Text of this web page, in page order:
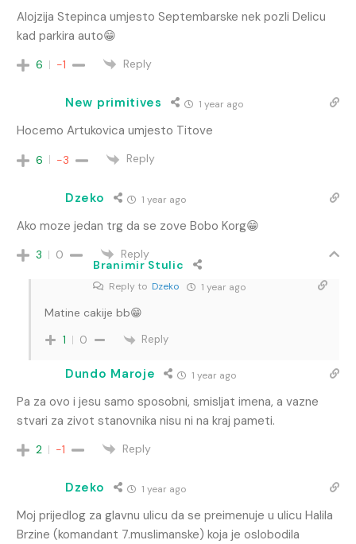
Alojzija Stepinca umjesto Septembarske nek pozli Delicu
kad parkira auto😁
6 -1 Reply
New primitives 1 year ago
Hocemo Artukovica umjesto Titove
6 -3 Reply
Dzeko 1 year ago
Ako moze jedan trg da se zove Bobo Korg😁
3 0
Reply
Branimir Stulic
Reply to Dzeko 1 year ago
Matine cakije bb😁
1 0 Reply
Dundo Maroje 1 year ago
Pa za ovo i jesu samo sposobni, smisljat imena, a vazne
stvari za zivot stanovnika nisu ni na kraj pameti.
2 -1 Reply
Dzeko 1 year ago
Moj prijedlog za glavnu ulicu da se preimenuje u ulicu Halila
Brzine (komandant 7.muslimanske) koja je oslobodila